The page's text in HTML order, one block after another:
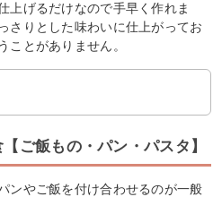
上げるだけなので手早く作れま
さりとした味わいに仕上がってお
ことがありません。
ご飯もの・パン・パスタ】
ンやご飯を付け合わせるのが一般